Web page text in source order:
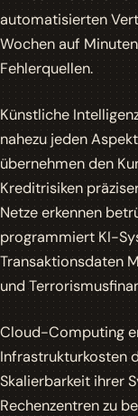
automatisierten
Wochen auf
Fehlerquellen.
Künstliche
nahezu jeden
übernehmen den
Kreditrisiken
Netze erkennen
programmiert KI-
Transaktionsdaten
und
Cloud-Computing
Infrastrukturkosten
Skalierbarkeit ihrer
Rechenzentren zu